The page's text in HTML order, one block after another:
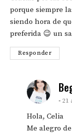
porque siempre
siendo hora de
preferida 😉 un
Responder
21
Hola, Celia
Me alegro